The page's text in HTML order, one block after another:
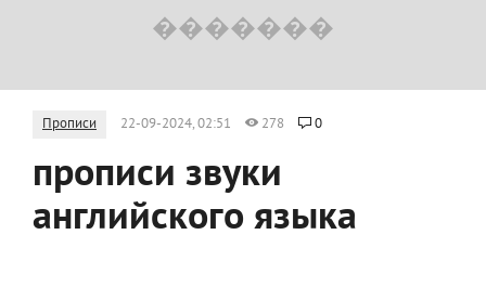
Прописи 22-09-2024, 02:51 278 0
прописи звуки
английского языка